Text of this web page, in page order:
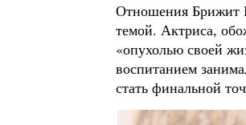
Отношения Брижит
темой. Актриса,
«опухолью своей
воспитанием
стать финальной